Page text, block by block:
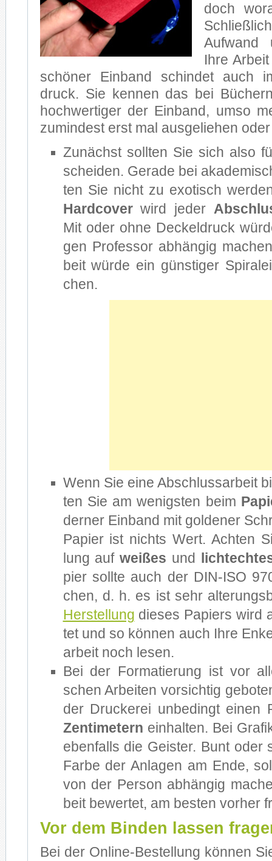
doch
Auf­wand
Ihre
schö­ner Ein­band schin­det auch
druck. Sie ken­nen das bei
hoch­wer­ti­ger der Ein­band, umso
zu­min­dest erst mal aus­ge­lie­hen
Zu­nächst soll­ten Sie sich also
schei­den. Ge­ra­de bei
ten Sie nicht zu exo­tisch
Hard­co­verwird je­der
Mit oder ohne De­ckel­druck
gen Pro­fes­sor ab­hän­gig
beit wür­de ein güns­ti­ger
chen.
Wenn Sie eine Ab­schluss­ar­beit
ten Sie am we­nigs­ten beim
der­ner Ein­band mit gol­de­ner
Pa­pier ist nichts Wert. Ach­ten
lung aufwei­ßes und
pier soll­te auch der DIN-ISO
chen, d. h. es ist sehr
Her­stel­lung die­ses Pa­piers wird
tet und so kön­nen auch Ihre
ar­beit noch le­sen.
Bei der For­ma­tie­rung ist vor
schen Ar­bei­ten vor­sich­tig
der Dru­cke­rei un­be­dingt ei­nen
Zen­ti­me­tern ein­hal­ten. Bei
eben­falls die Geis­ter. Bunt oder
Far­be der An­la­gen am Ende,
von der Per­son ab­hän­gig
beit be­wer­tet, am bes­ten vor­her
Vor dem Binden lassen
Bei der Online-Bestellung kön­nen